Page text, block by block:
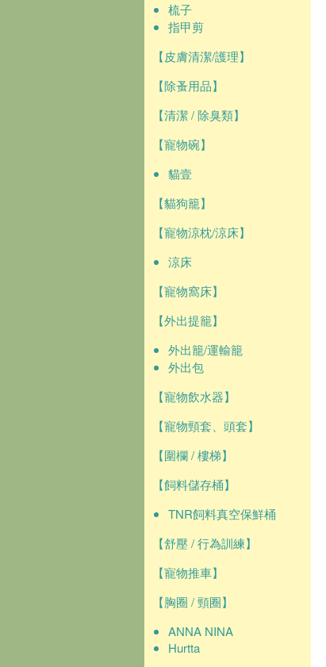
梳子
指甲剪
【皮膚清潔/護理】
【除蚤用品】
【清潔 / 除臭類】
【寵物碗】
貓壹
【貓狗籠】
【寵物涼枕/涼床】
涼床
【寵物窩床】
【外出提籠】
外出籠/運輸籠
外出包
【寵物飲水器】
【寵物頸套、頭套】
【圍欄 / 樓梯】
【飼料儲存桶】
TNR飼料真空保鮮桶
【舒壓 / 行為訓練】
【寵物推車】
【胸圈 / 頸圈】
ANNA NINA
Hurtta